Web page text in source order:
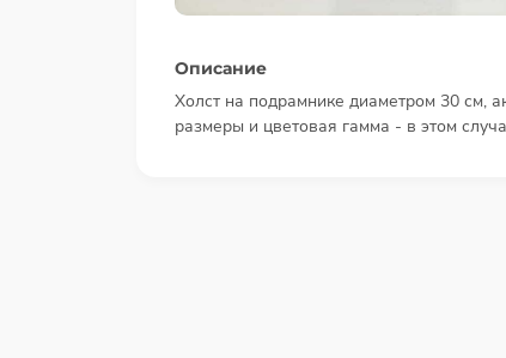
Описание
Холст на подрамнике диаметром 30 см,
размеры и цветовая гамма - в этом